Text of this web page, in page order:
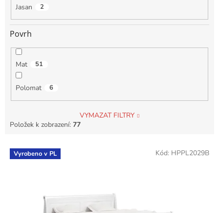
Jasan 2
Povrh
Mat 51
Polomat 6
VYMAZAT FILTRY
Položek k zobrazení: 77
V Vyrobeno v PL Kód: HPPL2029B